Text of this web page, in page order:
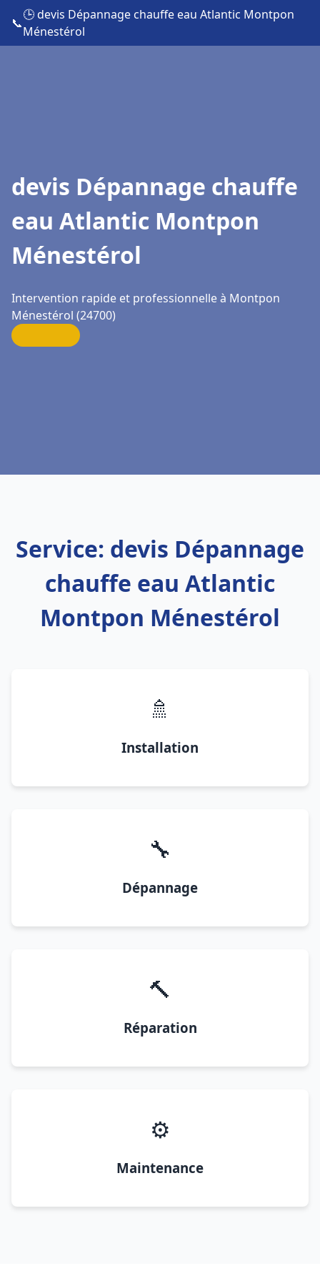
📞
🕒 devis Dépannage chauffe eau Atlantic Montpon
Ménestérol
devis Dépannage chauffe
eau Atlantic Montpon
Ménestérol
Intervention rapide et professionnelle à Montpon
Ménestérol (24700)
Service: devis Dépannage
chauffe eau Atlantic
Montpon Ménestérol
🚿
Installation
🔧
Dépannage
🔨
Réparation
⚙️
Maintenance